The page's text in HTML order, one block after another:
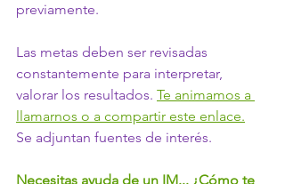
previamente.
Las metas deben ser revisadas
constantemente para interpretar,
valorar los resultados. Te animamos a
llamarnos o a compartir este enlace.
Se adjuntan fuentes de interés.
Necesitas ayuda de un IM... ¿Cómo te